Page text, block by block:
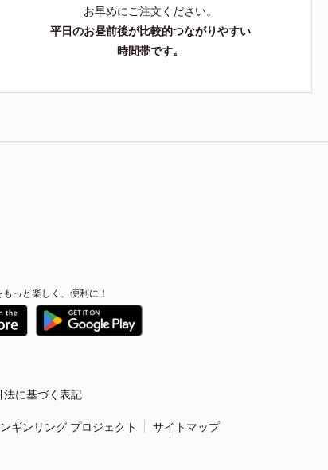
お早めにご注文ください。
平日のお昼前後が比較的つながりやすい
時間帯です。
っと楽しく、便利に！
法に基づく表記
ギンリング プロジェクト サイトマップ